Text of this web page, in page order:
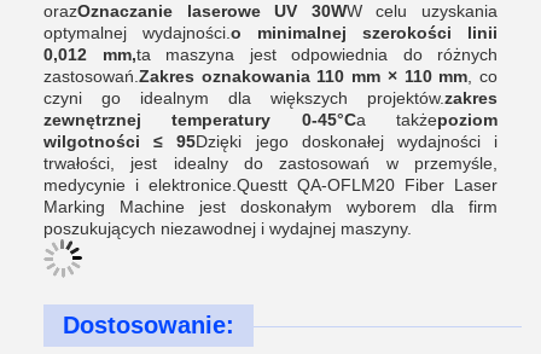
orazOznaczanie laserowe UV 30WW celu uzyskania
optymalnej wydajności. o minimalnej szerokości linii
0,012 mm,ta maszyna jest odpowiednia do różnych
zastosowań. Zakres oznakowania 110 mm × 110 mm , co
czyni go idealnym dla większych projektów.zakres
zewnętrznej temperatury 0-45°Ca takżepoziom
wilgotności ≤ 95Dzięki jego doskonałej wydajności i
trwałości, jest idealny do zastosowań w przemyśle,
medycynie i elektronice.Questt QA-OFLM20 Fiber Laser
Marking Machine jest doskonałym wyborem dla firm
poszukujących niezawodnej i wydajnej maszyny.
Dostosowanie: